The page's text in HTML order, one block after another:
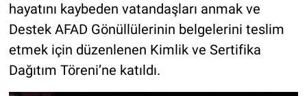
hayatını kaybeden vatandaşları anmak ve
Destek AFAD Gönüllülerinin belgelerini teslim
etmek için düzenlenen Kimlik ve Sertifika
Dağıtım Töreni’ne katıldı.